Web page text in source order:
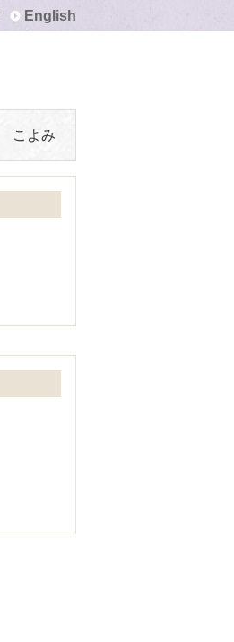
English
こよみ